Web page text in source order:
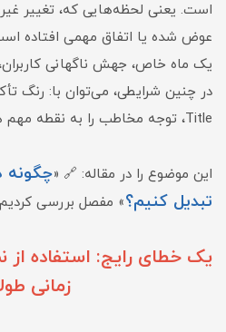
است. یعنی لحظه‌هایی که، تغییر
عوض شده یا اتفاق مهمی افتاده
یک ماه خاص، جهش ناگهانی
Title، توجه مخاطب را به نقطه مهم هدایت کرد.
این موضوع را در مقاله: 🔗 «چگونه
تبدیل کنیم؟» مفصل بررسی
یک خطای رایج: استفاده از
زمانی